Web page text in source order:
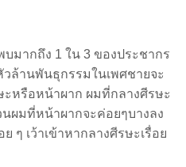
มากถึง 1 ใน 3 ของประชากร
ล้านพันธุกรรมในเพศชายจะ
ะหรือหน้าผาก ผมที่กลางศีรษะ
ผมที่หน้าผากจะค่อยๆบางลง
ๆ เว้าเข้าหากลางศีรษะเรื่อย